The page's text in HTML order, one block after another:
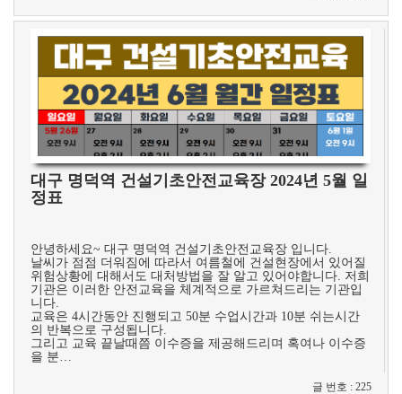
대구 명덕역 건설기초안전교육장 2024년 5월 일
정표
안녕하세요~ 대구 명덕역 건설기초안전교육장 입니다.
날씨가 점점 더워짐에 따라서 여름철에 건설현장에서 있어질
위험상황에 대해서도 대처방법을 잘 알고 있어야합니다. 저희
기관은 이러한 안전교육을 체계적으로 가르쳐드리는 기관입
니다.
교육은 4시간동안 진행되고 50분 수업시간과 10분 쉬는시간
의 반복으로 구성됩니다.
그리고 교육 끝날때쯤 이수증을 제공해드리며 혹여나 이수증
을 분…
글 번호 : 225